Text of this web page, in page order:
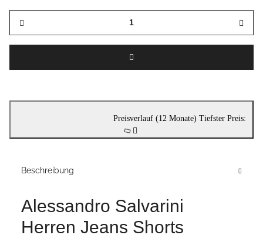
Preisverlauf (12 Monate)
Beschreibung
Alessandro Salvarini
Herren Jeans Shorts